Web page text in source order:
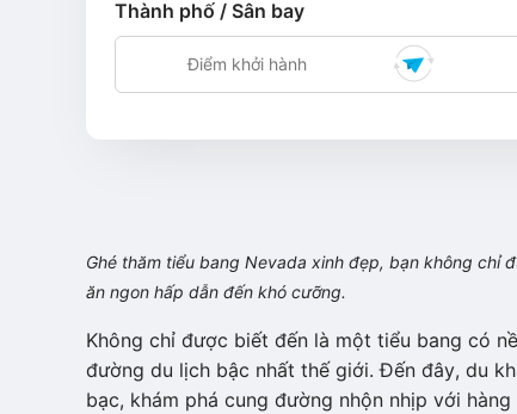
Thành phố / Sân bay
Ghé thăm tiểu bang Nevada xinh đẹp, bạn không chỉ
ăn ngon hấp dẫn đến khó cưỡng.
Không chỉ được biết đến là một tiểu bang có
đường du lịch bậc nhất thế giới. Đến đây, du
bạc, khám phá cung đường nhộn nhịp với